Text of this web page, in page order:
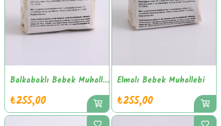
Balkabaklı Bebek Muhallebi
₺255,00
Elmalı Bebek Muhallebi
₺255,00